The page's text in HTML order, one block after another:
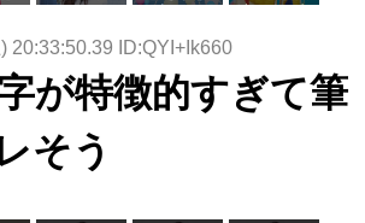
売
タラ】
属している
せ
カップお姉
さんに恐怖
【くりぃむ
ナンタラ】
2曲目っ
ィット 東
京ドーム公
んと再会し
た結果･･･
20:33:50.39 ID:QYI+Ik660
が特徴的すぎて筆
そう